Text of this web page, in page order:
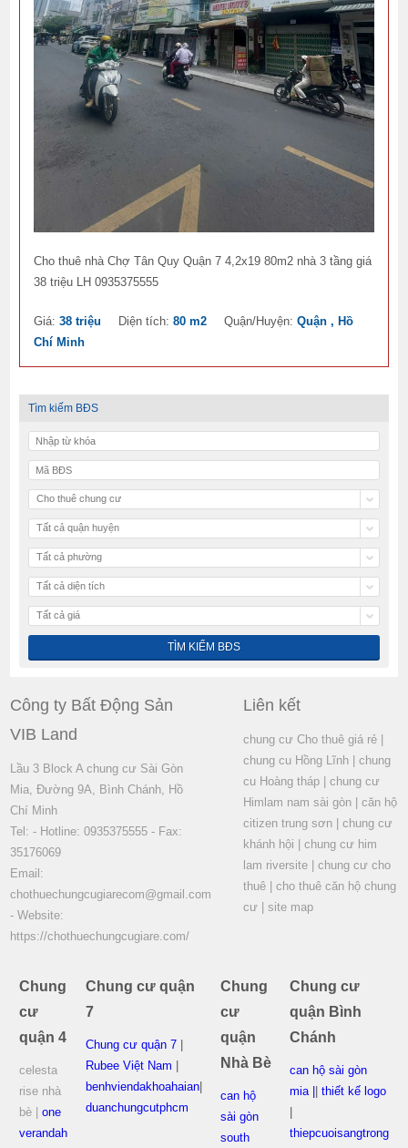
Cho thuê nhà Chợ Tân Quy Quận 7 4,2x19 80m2 nhà 3 tầng giá
38 triệu LH 0935375555
Giá:38 triệu Diện tích:80 m2 Quận/Huyện:Quận , Hồ
Chí Minh
Tìm kiếm BĐS
Cho thuê chung cư
Tất cả quận huyện
Tất cả phường
Tất cả diện tích
Tất cả giá
Công ty Bất Động Sản
VIB Land
Lầu 3 Block A chung cư Sài Gòn
Mia, Đường 9A, Bình Chánh, Hồ
Chí Minh
Tel: - Hotline: 0935375555 - Fax:
35176069
Email:
chothuechungcugiarecom@gmail.com
- Website:
https://chothuechungcugiare.com/
Liên kết
chung cư Cho thuê giá rẻ|
chung cu Hồng Lĩnh| chung
cu Hoàng tháp| chung cư
Himlam nam sài gòn| căn hộ
citizen trung sơn| chung cư
khánh hội
chung cư him
lam riversite| chung cư cho
thuê| cho thuê căn hộ chung
cư| site map
Chung
cư
quận 4
celesta
rise nhà
bè |
one
verandah
Chung cư quận
7
Chung cư quận 7
Rubee Việt Nam
benhviendakhoahaian
duanchungcutphcm
Chung
cư
quận
Nhà Bè
can hộ
sài gòn
south
Chung cư
quận Bình
Chánh
can hộ sài gòn
mia |
|thiết kế logo
thiepcuoisangtrong